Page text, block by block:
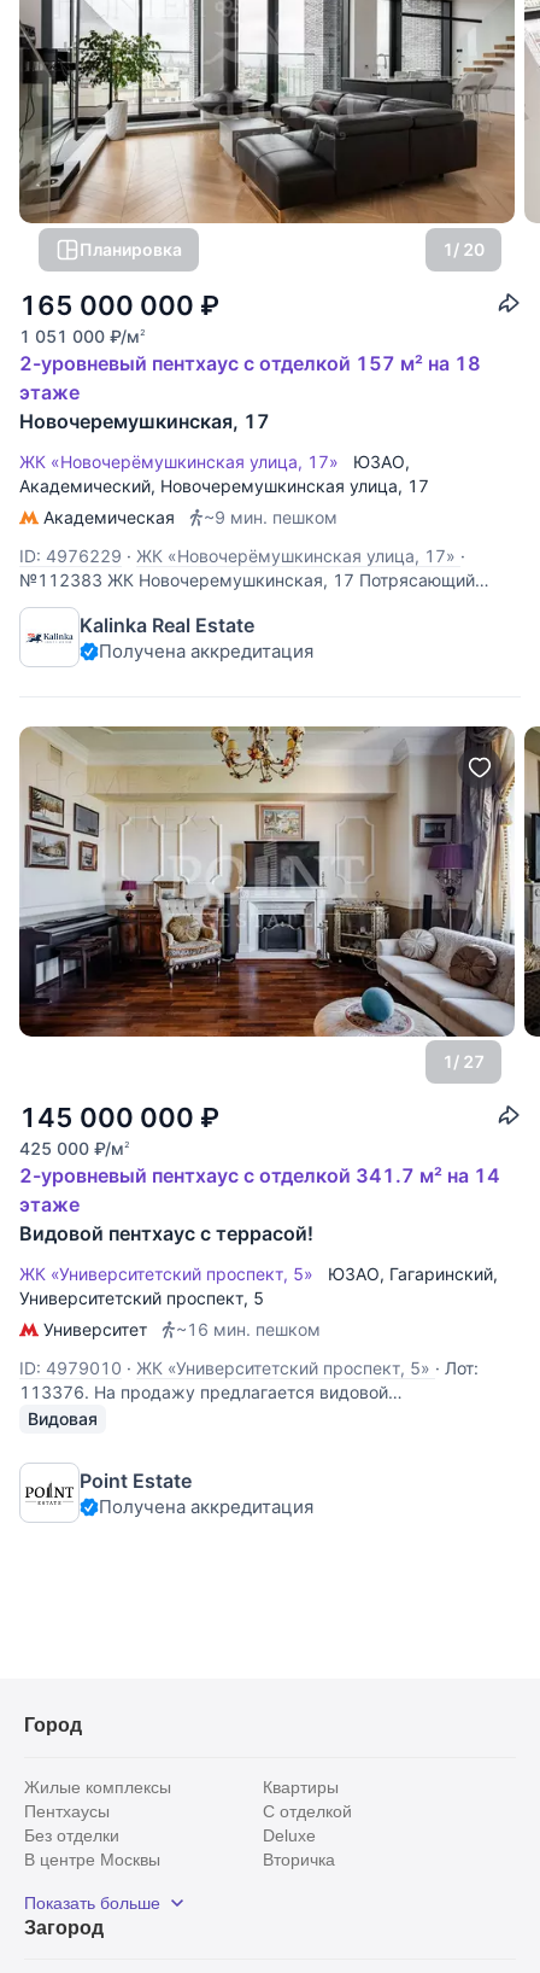
Планировка 1/ 20
165 000 000 ₽
1 051 000 ₽/м2
2-уровневый пентхаус с отделкой 157 м² на 18
этаже
Новочеремушкинская, 17
ЖК «Новочерёмушкинская улица, 17» ЮЗАО,
Академический, Новочеремушкинская улица, 17
Академическая
~9 мин. пешком
ID: 4976229 · ЖК «Новочерёмушкинская улица, 17» ·
№112383 ЖК Новочеремушкинская, 17 Потрясающий
двухуровневый пентхаус с новой отделкой, высотой
потолка 6 метров и камином. В отделке использованы
самые современные материалы. Планировка узаконена.
Kalinka Real Estate
Получена аккредитация
1/ 27
145 000 000 ₽
425 000 ₽/м2
2-уровневый пентхаус с отделкой 341.7 м² на 14
этаже
Видовой пентхаус с террасой!
ЖК «Университетский проспект, 5» ЮЗАО, Гагаринский,
Университетский проспект, 5
Университет
~16 мин. пешком
ID: 4979010 · ЖК «Университетский проспект, 5» · Лот:
113376. На продажу предлагается видовой
двухуровневый многокомнатный пентхаус, площадью 340
Планировка: 1-й уровень: кухня-гостиная, три спальни, две
из которых со своими санузлами, спальня с
Видовая
Point Estate
Получена аккредитация
Город
Жилые комплексы
Квартиры
Пентхаусы
С отделкой
Без отделки
Deluxe
В центре Москвы
Вторичка
Рядом с парком
С панорамными окнами
Показать больше
Загород